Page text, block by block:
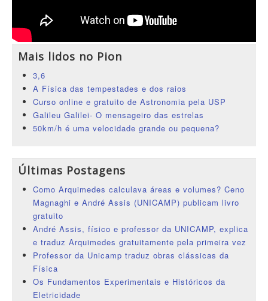
Mais lidos no Pion
3,6
A Física das tempestades e dos raios
Curso online e gratuito de Astronomia pela USP
Galileu Galilei- O mensageiro das estrelas
50km/h é uma velocidade grande ou pequena?
Últimas Postagens
Como Arquimedes calculava áreas e volumes? Ceno
Magnaghi e André Assis (UNICAMP) publicam livro
gratuito
André Assis, físico e professor da UNICAMP, explica
e traduz Arquimedes gratuitamente pela primeira vez
Professor da Unicamp traduz obras clássicas da
Física
Os Fundamentos Experimentais e Históricos da
Eletricidade